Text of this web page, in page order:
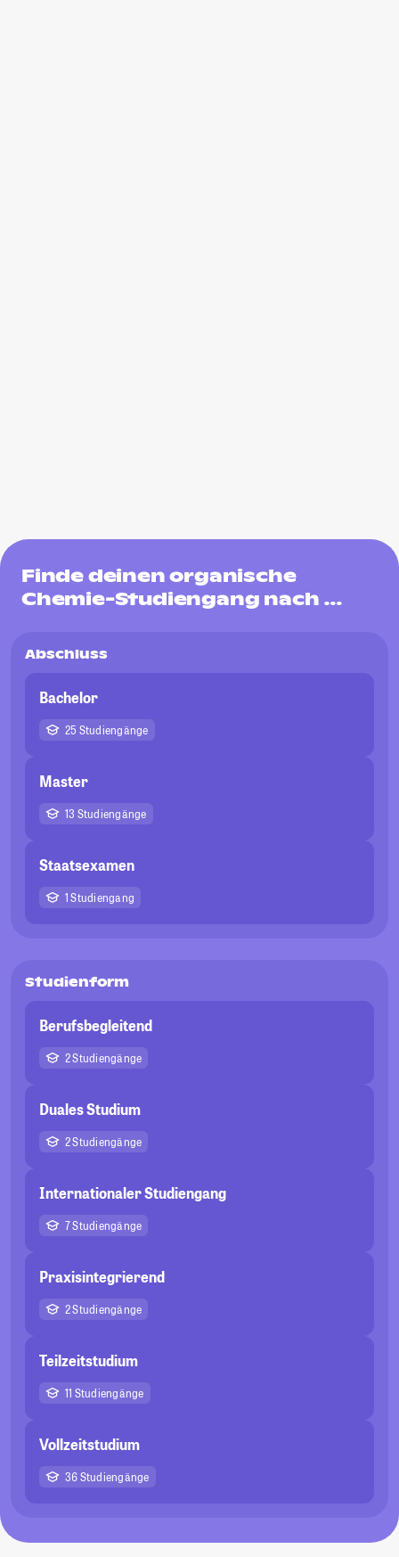
Finde deinen organische
Chemie-Studiengang nach …
Abschluss
Bachelor
25 Studiengänge
Master
13 Studiengänge
Staatsexamen
1 Studiengang
Studienform
Berufsbegleitend
2 Studiengänge
Duales Studium
2 Studiengänge
Internationaler Studiengang
7 Studiengänge
Praxisintegrierend
2 Studiengänge
Teilzeitstudium
11 Studiengänge
Vollzeitstudium
36 Studiengänge